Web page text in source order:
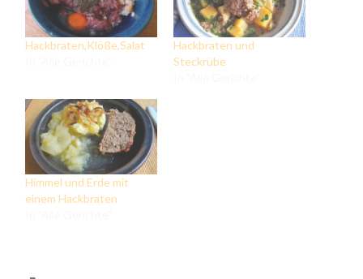
Hackbraten,Klöße,Salat
Hackbraten und
Steckrübe
Himmel und Erde mit
einem Hackbraten